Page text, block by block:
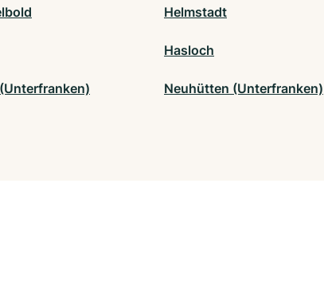
Helmstadt
Hasloch
Neuhütten (Unterfranken)